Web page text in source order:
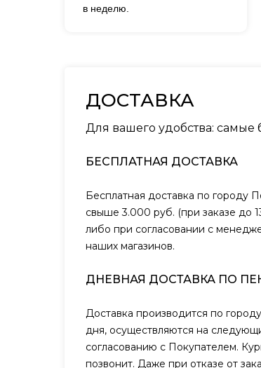
в неделю.
ДОСТАВКА
Для вашего удобства:
БЕСПЛАТНАЯ ДОСТАВКА
Бесплатная доставка по городу
свыше 3.000 руб. (при заказе до
либо при согласовании с
наших магазинов.
ДНЕВНАЯ ДОСТАВКА ПО
Доставка производится по
дня, осуществляются на
согласованию с Покупателем.
позвонит. Даже при отказе от